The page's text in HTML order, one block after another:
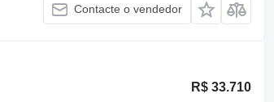
Contacte o vendedor
R$ 33.710